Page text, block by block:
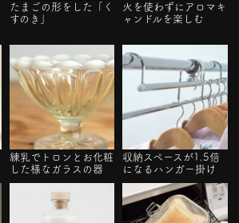
たまごの形をした「く
すのき」
火を使わずにアロマキ
ャンドルを楽しむ
練乳でトロンとお化粧
した様なガラスの器
収納スペースが1.5倍
になるハンガー掛け